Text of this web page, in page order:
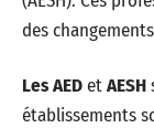
des
Les AEDetAESH
établissements